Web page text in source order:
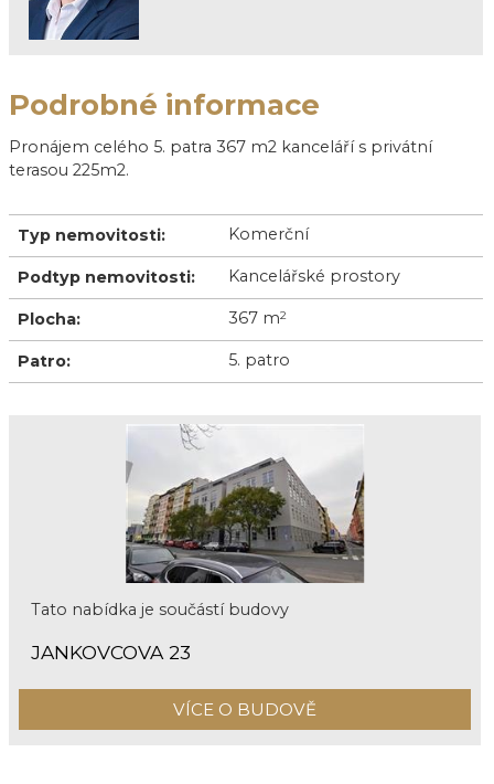
Podrobné informace
Pronájem celého 5. patra 367 m2 kanceláří s privátní
terasou 225m2.
Typ nemovitosti: Komerční
Podtyp nemovitosti: Kancelářské prostory
Plocha: 367 m2
Patro: 5. patro
Tato nabídka je součástí budovy
JANKOVCOVA 23
VÍCE O BUDOVĚ